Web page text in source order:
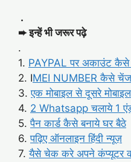
.
➨ इन्हें भी जरूर पढ़े
.
1. PAYPAL पर अकाउंट कैसे
2. IMEI NUMBER कैसे चेंज
3.एक मोबाइल से दूसरे
4. 2 Whatsapp चलाये 1
5.पैन कार्ड कैसे बनाये घर बैठे
6.पढ़िए ऑनलाइन हिंदी न्यूज़
7.यैसे चेक करे अपने कंप्यूटर